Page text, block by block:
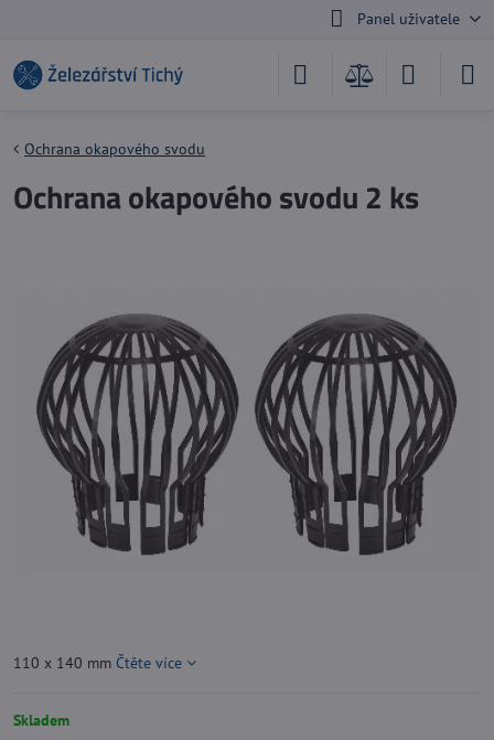
Panel uživatele
Ochrana okapového svodu
Ochrana okapového svodu 2 ks
110 x 140 mm Čtěte více
Skladem